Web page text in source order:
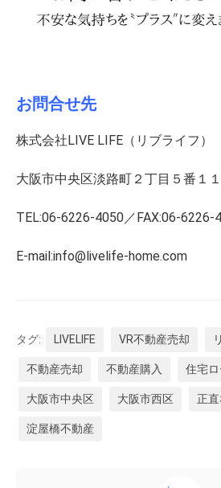
お問合せ先
株式会社LIVE LIFE（リブライフ
大阪市中央区淡路町２丁目５番１
TEL:06-6226-4050／FAX:06-6226-
E-mail:info@livelife-home.com
タグ: LIVELIFE VR不動産売却
不動産売却 不動産購入 住宅
大阪市中央区 大阪市西区 正
淀屋橋不動産